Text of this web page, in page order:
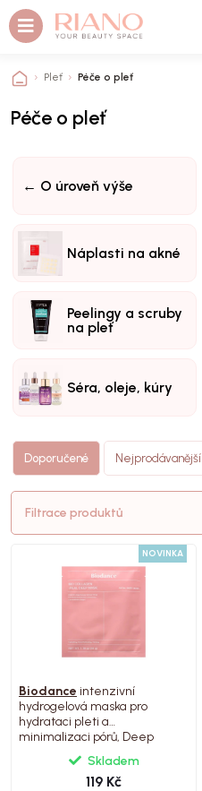
Pleť Péče o pleť
Péče o pleť
← O úroveň výše
Náplasti na akné
Peelingy a scruby
na pleť
Séra, oleje, kúry
Doporučené Nejprodávanější
Filtrace produktů
NOVINKA
Biodance intenzivní
hydrogelová maska pro
hydrataci pleti a
minimalizaci pórů, Deep
Skladem
119 Kč